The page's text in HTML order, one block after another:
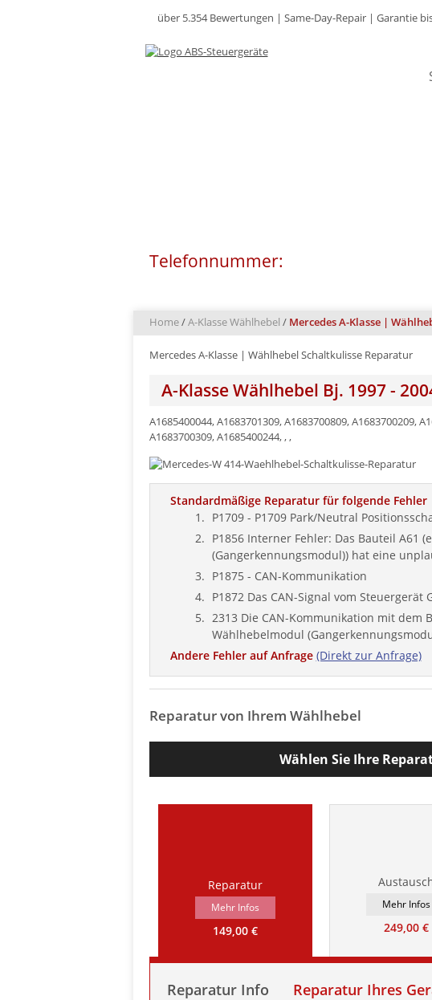
über 5.354 Bewertungen | Same-Day-Repair | Garantie
Telefonnummer:
Home/A-Klasse Wählhebel / Mercedes A-Klasse |
Mercedes A-Klasse | Wählhebel Schaltkulisse Reparatur
A-Klasse Wählhebel Bj. 1997 -
A1685400044, A1683701309, A1683700809, A1683700209,
A1683700309, A1685400244, , ,
Standardmäßige Reparatur für folgende Fehler
P1709 - P1709 Park/Neutral
P1856 Interner Fehler: Das Bauteil A61
(Gangerkennungsmodul)) hat eine
P1875 - CAN-Kommunikation
P1872 Das CAN-Signal vom Steuergerät
2313 Die CAN-Kommunikation mit dem
Wählhebelmodul
Andere Fehler auf Anfrage (Direkt zur Anfrage)
Reparatur von Ihrem Wählhebel
Wählen Sie Ihre
Reparatur
Mehr Infos
149,00 €
Mehr Infos
249,00 €
Reparatur Info Reparatur Ihres